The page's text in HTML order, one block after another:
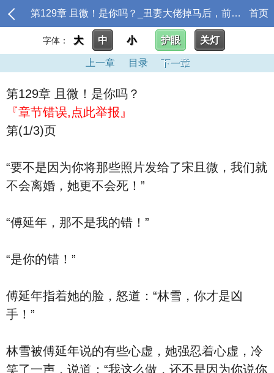
第129章 且微！是你吗？_丑妻大佬掉马后，前夫跪求我回头 首页
字体： 大 中 小 护眼 关灯
上一章 目录 下一章
第129章 且微！是你吗？
『章节错误,点此举报』
第(1/3)页
“要不是因为你将那些照片发给了宋且微，我们就
不会离婚，她更不会死！”
“傅延年，那不是我的错！”
“是你的错！”
傅延年指着她的脸，怒道：“林雪，你才是凶
手！”
林雪被傅延年说的有些心虚，她强忍着心虚，冷
笑了一声，说道：“我这么做，还不是因为你说你